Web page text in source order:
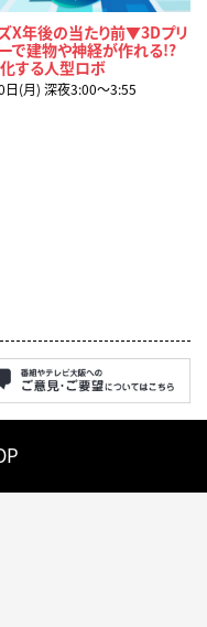
X年後の当たり前▼3Dプリ
で建物や神経が作れる!?
する人型ロボ
日(月) 深夜3:00〜3:55